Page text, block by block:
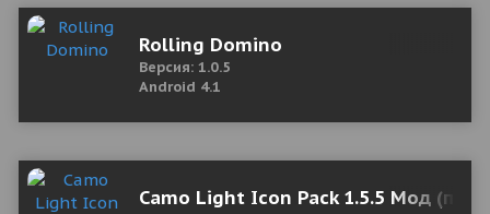
Rolling Domino
Версия: 1.0.5
Android 4.1
Camo Light Icon Pack 1.5.5 Мод